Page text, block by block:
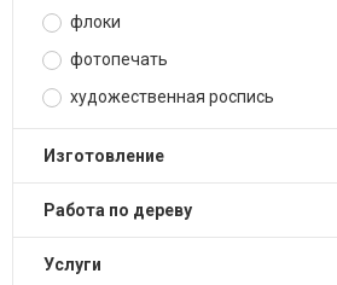
флоки
фотопечать
художественная роспись
изготовление
работа по дереву
услуги